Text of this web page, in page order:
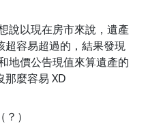
說以現在房市來說，遺產
超容易超過的，結果發現
地價公告現值來算遺產的
那麼容易 XD
）